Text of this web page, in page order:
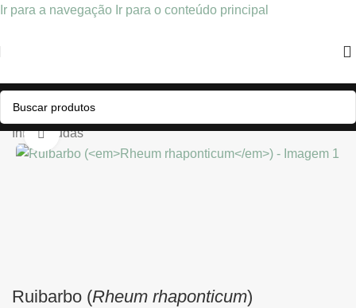
Ir para a navegação Ir para o conteúdo principal
Início/Mudas
Clique para ampliar
Ruibarbo (Rheum rhaponticum)